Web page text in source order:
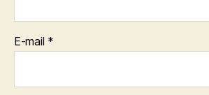
E-mail *